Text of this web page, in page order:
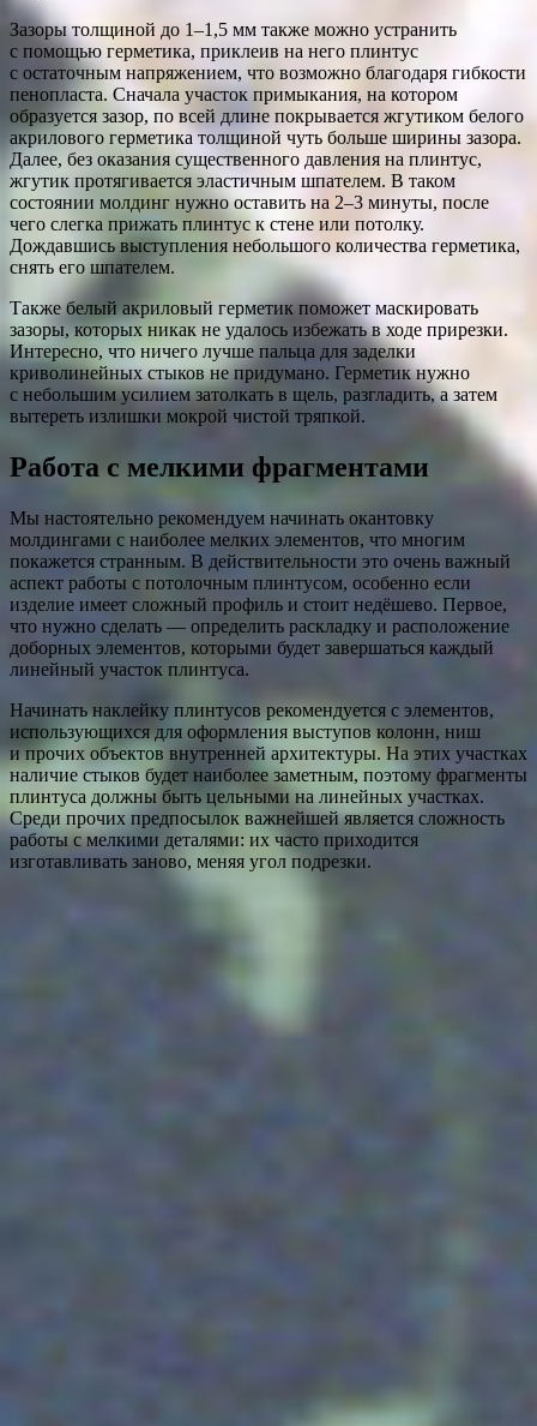
Зазоры толщиной до 1–1,5 мм также можно устранить
с помощью герметика, приклеив на него плинтус
с остаточным напряжением, что возможно благодаря гибкости
пенопласта. Сначала участок примыкания, на котором
образуется зазор, по всей длине покрывается жгутиком белого
акрилового герметика толщиной чуть больше ширины зазора.
Далее, без оказания существенного давления на плинтус,
жгутик протягивается эластичным шпателем. В таком
состоянии молдинг нужно оставить на 2–3 минуты, после
чего слегка прижать плинтус к стене или потолку.
Дождавшись выступления небольшого количества герметика,
снять его шпателем.
Также белый акриловый герметик поможет маскировать
зазоры, которых никак не удалось избежать в ходе прирезки.
Интересно, что ничего лучше пальца для заделки
криволинейных стыков не придумано. Герметик нужно
с небольшим усилием затолкать в щель, разгладить, а затем
вытереть излишки мокрой чистой тряпкой.
Работа с мелкими фрагментами
Мы настоятельно рекомендуем начинать окантовку
молдингами с наиболее мелких элементов, что многим
покажется странным. В действительности это очень важный
аспект работы с потолочным плинтусом, особенно если
изделие имеет сложный профиль и стоит недёшево. Первое,
что нужно сделать — определить раскладку и расположение
доборных элементов, которыми будет завершаться каждый
линейный участок плинтуса.
Начинать наклейку плинтусов рекомендуется с элементов,
использующихся для оформления выступов колонн, ниш
и прочих объектов внутренней архитектуры. На этих участках
наличие стыков будет наиболее заметным, поэтому фрагменты
плинтуса должны быть цельными на линейных участках.
Среди прочих предпосылок важнейшей является сложность
работы с мелкими деталями: их часто приходится
изготавливать заново, меняя угол подрезки.